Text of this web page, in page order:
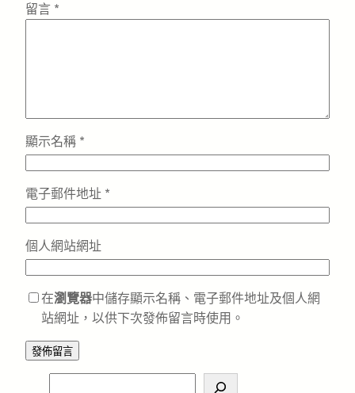
留言 *
顯示名稱 *
電子郵件地址 *
個人網站網址
在瀏覽器中儲存顯示名稱、電子郵件地址及個人網
站網址，以供下次發佈留言時使用。